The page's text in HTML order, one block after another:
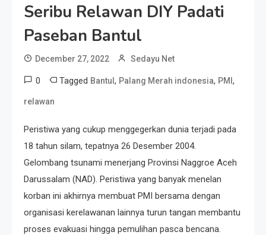
Seribu Relawan DIY Padati
Paseban Bantul
December 27, 2022 Sedayu Net
0 Tagged Bantul , Palang Merah indonesia, PMI ,
relawan
Peristiwa yang cukup menggegerkan dunia terjadi pada
18 tahun silam, tepatnya 26 Desember 2004.
Gelombang tsunami menerjang Provinsi Naggroe Aceh
Darussalam (NAD). Peristiwa yang banyak menelan
korban ini akhirnya membuat PMI bersama dengan
organisasi kerelawanan lainnya turun tangan membantu
proses evakuasi hingga pemulihan pasca bencana.